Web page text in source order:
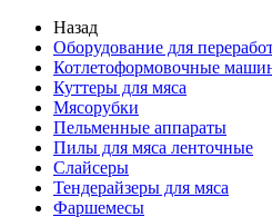
Назад
Оборудование для
Котлетоформовочные
Куттеры для мяса
Мясорубки
Пельменные аппараты
Пилы для мяса ленточные
Слайсеры
Тендерайзеры для мяса
Фаршемесы